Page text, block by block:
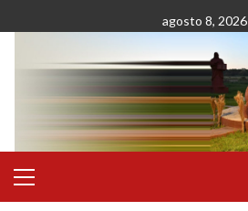
al
agosto 8, 2026
primario